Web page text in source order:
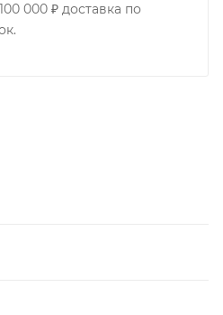
000 ₽ доставка по